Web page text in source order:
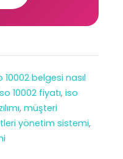
10002 belgesi nasıl
10002 fiyatı, iso
, müşteri
yönetim sistemi